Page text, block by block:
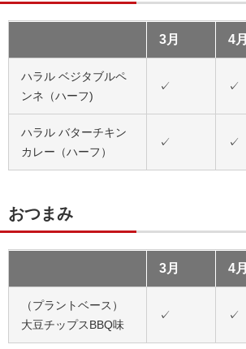
3月 4月
ハラル ベジタブルペ
ンネ（ハーフ)
✓ ✓
ハラル バターチキン
カレー（ハーフ）
✓ ✓
おつまみ
3月 4月
（プラントベース）
大豆チップスBBQ味
✓ ✓